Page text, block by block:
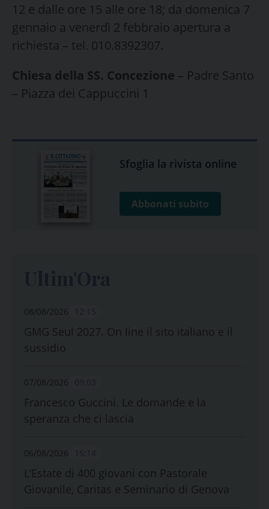
12 e dalle ore 15 alle ore 18; da domenica 7
gennaio a venerdì 2 febbraio apertura a
richiesta – tel. 010.8392307.
Chiesa della SS. Concezione – Padre Santo
– Piazza dei Cappuccini 1
Sfoglia la rivista online
Abbonati subito
08/08/2026
GMG Seul 2027. On line il sito italiano e il
sussidio
07/08/2026
Francesco Guccini. Le domande e la
speranza che ci lascia
06/08/2026
L’Estate di 400 giovani con Pastorale
Giovanile, Caritas e Seminario di Genova